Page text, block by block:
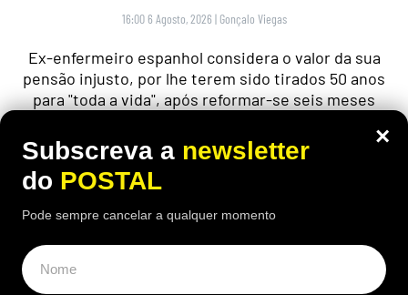
16:00 6 Agosto, 2026 | Gonçalo Viegas
Ex-enfermeiro espanhol considera o valor da sua
pensão injusto, por lhe terem sido tirados 50 anos
para "toda a vida", após reformar-se seis meses
×
Subscreva a newsletter
do POSTAL
Pode sempre cancelar a qualquer momento